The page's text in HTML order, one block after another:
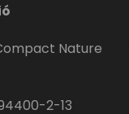
Nature
2-13